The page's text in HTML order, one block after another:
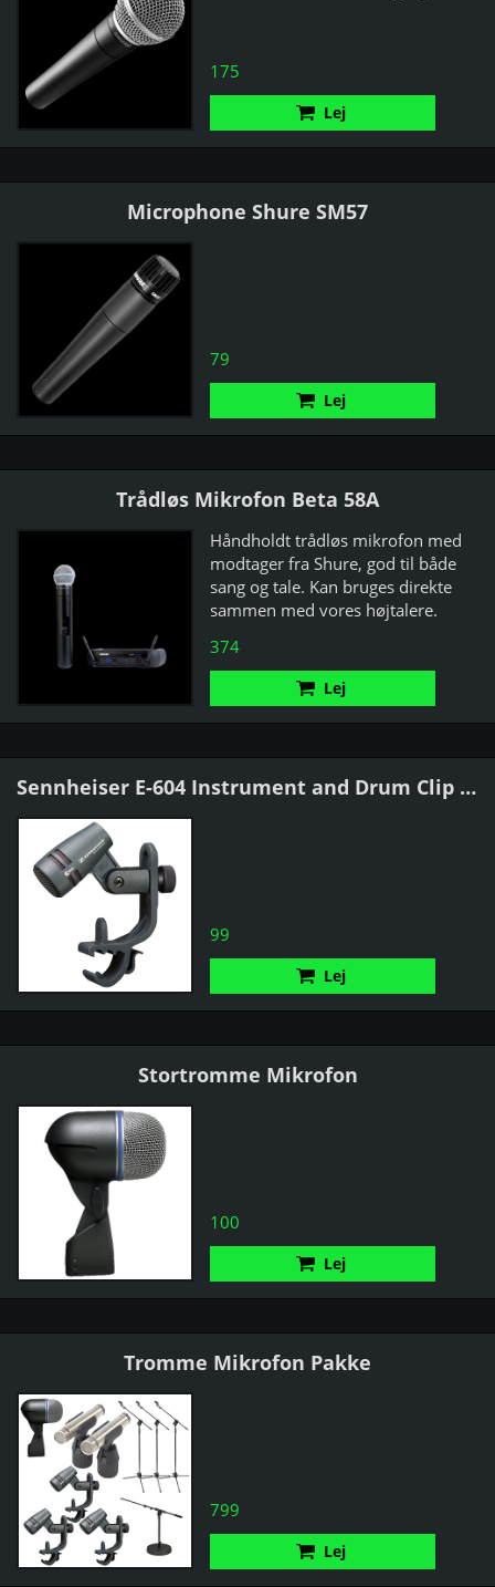
175
Lej
Microphone Shure SM57
79
Lej
Trådløs Mikrofon Beta 58A
Håndholdt trådløs mikrofon med
modtager fra Shure, god til både
sang og tale. Kan bruges direkte
sammen med vores højtalere.
374
Lej
Sennheiser E-604 Instrument and Drum Clip Mic
99
Lej
Stortromme Mikrofon
100
Lej
Tromme Mikrofon Pakke
799
Lej